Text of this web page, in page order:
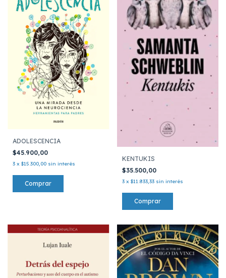
ADOLESCENCIA
$45.900,00
3 x $15.300,00 sin interés
KENTUKIS
$35.500,00
3 x $11.833,33 sin interés